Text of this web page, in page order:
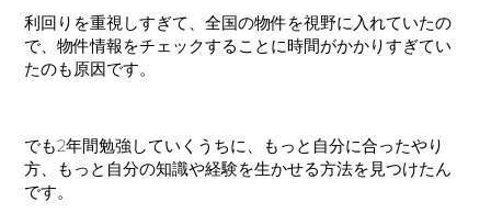
利回りを重視しすぎて、全国の物件を視野に入れていたの
で、物件情報をチェックすることに時間がかかりすぎてい
たのも原因です。
でも2年間勉強していくうちに、もっと自分に合ったやり
方、もっと自分の知識や経験を生かせる方法を見つけたん
です。